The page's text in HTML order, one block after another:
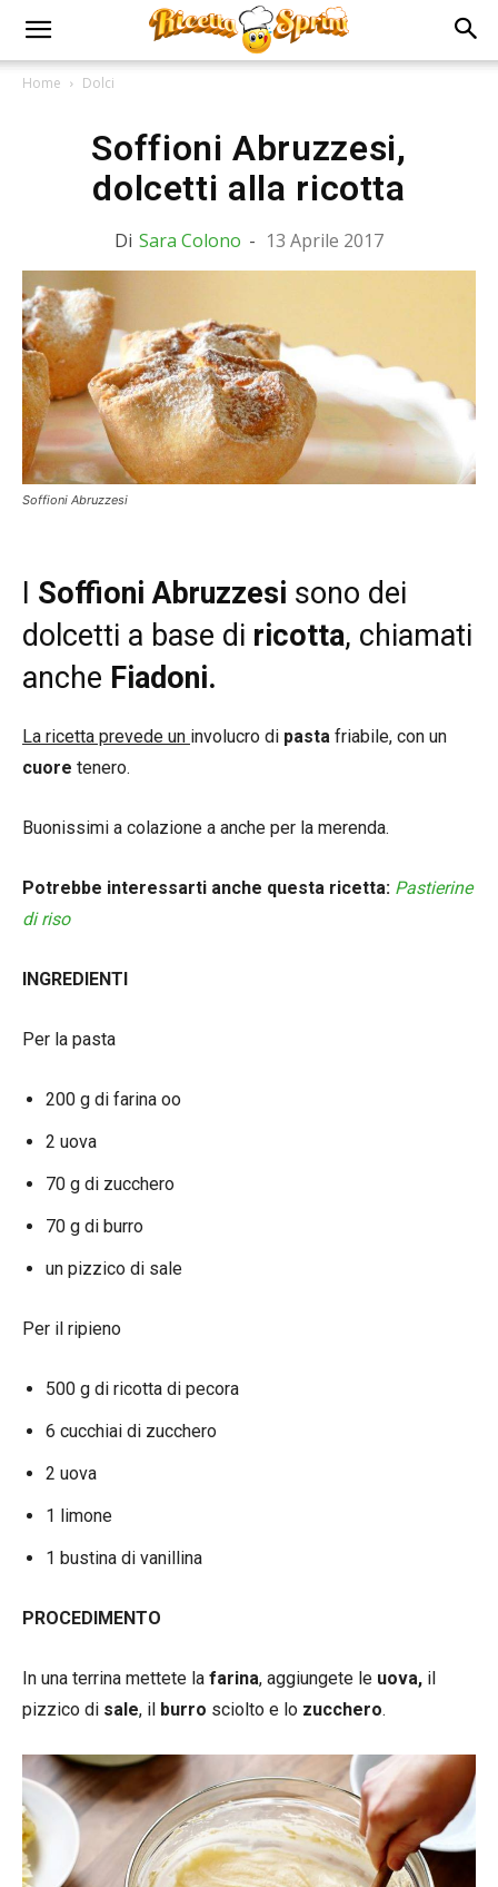
Home Dolci
Soffioni Abruzzesi,
dolcetti alla ricotta
Di Sara Colono - 13 Aprile 2017
Soffioni Abruzzesi
I Soffioni Abruzzesi sono dei
dolcetti a base di ricotta, chiamati
anche Fiadoni.
La ricetta prevede un involucro di pasta friabile, con un
cuore tenero.
Buonissimi a colazione a anche per la merenda.
Potrebbe interessarti anche questa ricetta: Pastierine
di riso
INGREDIENTI
Per la pasta
200 g di farina oo
2 uova
70 g di zucchero
70 g di burro
un pizzico di sale
Per il ripieno
500 g di ricotta di pecora
6 cucchiai di zucchero
2 uova
1 limone
1 bustina di vanillina
PROCEDIMENTO
In una terrina mettete la farina, aggiungete le uova, il
pizzico di sale, il burro sciolto e lo zucchero.